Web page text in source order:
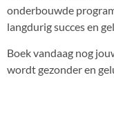
onderbouwde
langdurig succes en
Boek vandaag nog
wordt gezonder en